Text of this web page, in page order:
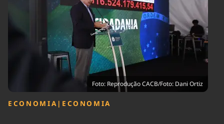
Cinema
Economia
Educação
Infraestrutura
Internacional
Política
Saúde
Tempo
Foto: Reprodução CACB/Foto: Dani Ortiz
ECONOMIA | ECONOMIA